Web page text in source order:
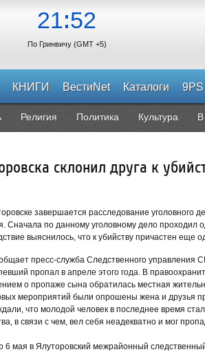
21 52
По Гринвичу (GMT +5)
КНИГИ ВестиNet Каталоги 9PS
Религия Политика Культура
склонил друга к
завершается расследование уголовного
Сначала по данному уголовному дело проходил
выяснилось, что к убийству причастен еще
пресс-служба Следственного управления
пропал в апреле этого года. В
о пропаже сына обратилась местная
мероприятий были опрошены жена и друзья
что молодой человек в последнее время
в связи с чем, вел себя неадекватно и мог
6 мая в Ялуторовский межрайонный